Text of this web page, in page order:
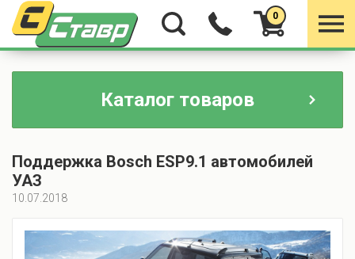
0
Каталог товаров
Поддержка Bosch ESP9.1 автомобилей
УАЗ
10.07.2018